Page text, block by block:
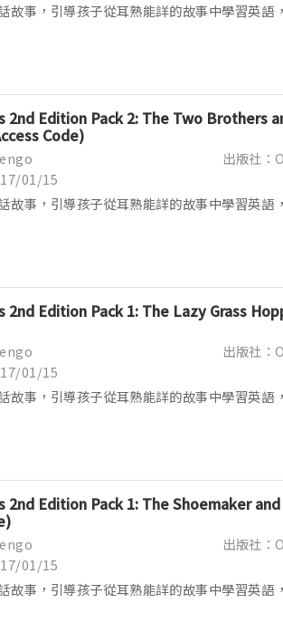
故事，引導孩子從耳熟能詳的故事中學習英
2nd Edition Pack 2: The Two Brothers
Code)
出版社
01/15
故事，引導孩子從耳熟能詳的故事中學習英
2nd Edition Pack 1: The Lazy Grass
出版社
01/15
故事，引導孩子從耳熟能詳的故事中學習英
2nd Edition Pack 1: The Shoemaker
出版社
01/15
故事，引導孩子從耳熟能詳的故事中學習英